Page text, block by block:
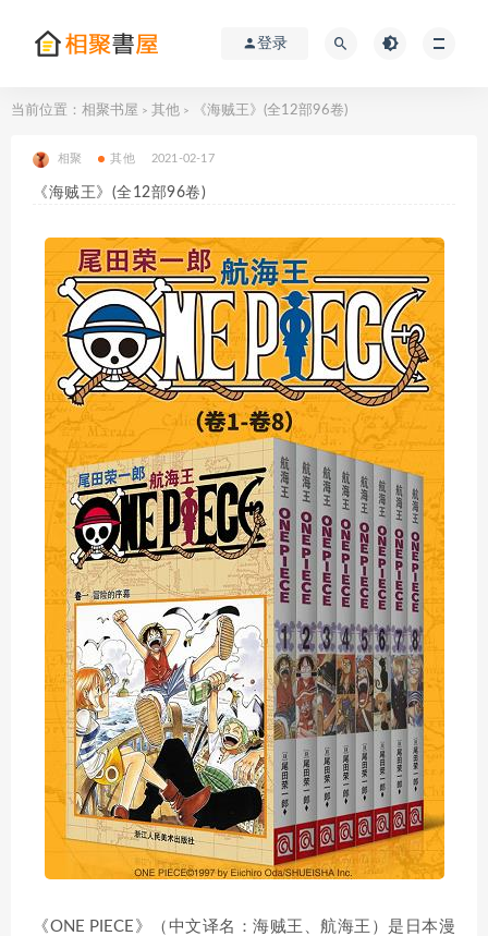
登录
当前位置： 相聚书屋 > 其他 > 《海贼王》(全12部96卷)
相聚 其他 2021-02-17
《海贼王》(全12部96卷)
《ONE PIECE》（中文译名：海贼王、航海王）是日本漫